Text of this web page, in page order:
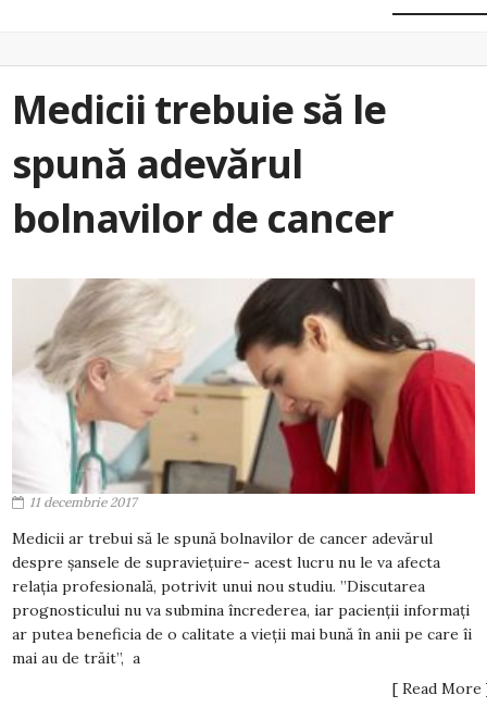
Medicii trebuie să le
spună adevărul
bolnavilor de cancer
11 decembrie 2017
Medicii ar trebui să le spună bolnavilor de cancer adevărul
despre șansele de supraviețuire- acest lucru nu le va afecta
relația profesională, potrivit unui nou studiu. ”Discutarea
prognosticului nu va submina încrederea, iar pacienții informați
ar putea beneficia de o calitate a vieții mai bună în anii pe care îi
mai au de trăit”, a
[ Read More